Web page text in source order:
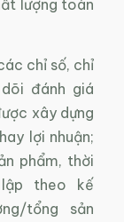
lượng toàn
chỉ số, chỉ
đánh giá
xây dựng
lợi nhuận;
phẩm, thời
theo kế
tổng sản